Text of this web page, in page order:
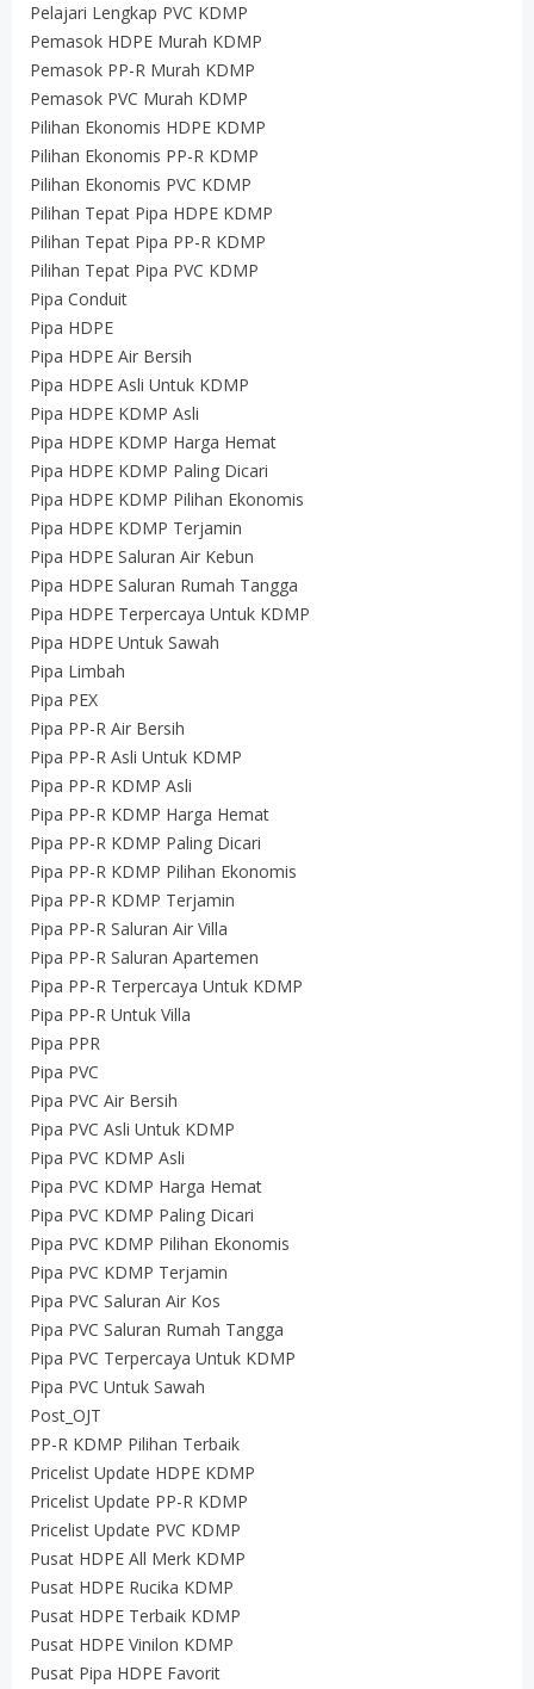
Pelajari Lengkap PVC KDMP
Pemasok HDPE Murah KDMP
Pemasok PP-R Murah KDMP
Pemasok PVC Murah KDMP
Pilihan Ekonomis HDPE KDMP
Pilihan Ekonomis PP-R KDMP
Pilihan Ekonomis PVC KDMP
Pilihan Tepat Pipa HDPE KDMP
Pilihan Tepat Pipa PP-R KDMP
Pilihan Tepat Pipa PVC KDMP
Pipa Conduit
Pipa HDPE
Pipa HDPE Air Bersih
Pipa HDPE Asli Untuk KDMP
Pipa HDPE KDMP Asli
Pipa HDPE KDMP Harga Hemat
Pipa HDPE KDMP Paling Dicari
Pipa HDPE KDMP Pilihan Ekonomis
Pipa HDPE KDMP Terjamin
Pipa HDPE Saluran Air Kebun
Pipa HDPE Saluran Rumah Tangga
Pipa HDPE Terpercaya Untuk KDMP
Pipa HDPE Untuk Sawah
Pipa Limbah
Pipa PEX
Pipa PP-R Air Bersih
Pipa PP-R Asli Untuk KDMP
Pipa PP-R KDMP Asli
Pipa PP-R KDMP Harga Hemat
Pipa PP-R KDMP Paling Dicari
Pipa PP-R KDMP Pilihan Ekonomis
Pipa PP-R KDMP Terjamin
Pipa PP-R Saluran Air Villa
Pipa PP-R Saluran Apartemen
Pipa PP-R Terpercaya Untuk KDMP
Pipa PP-R Untuk Villa
Pipa PPR
Pipa PVC
Pipa PVC Air Bersih
Pipa PVC Asli Untuk KDMP
Pipa PVC KDMP Asli
Pipa PVC KDMP Harga Hemat
Pipa PVC KDMP Paling Dicari
Pipa PVC KDMP Pilihan Ekonomis
Pipa PVC KDMP Terjamin
Pipa PVC Saluran Air Kos
Pipa PVC Saluran Rumah Tangga
Pipa PVC Terpercaya Untuk KDMP
Pipa PVC Untuk Sawah
Post_OJT
PP-R KDMP Pilihan Terbaik
Pricelist Update HDPE KDMP
Pricelist Update PP-R KDMP
Pricelist Update PVC KDMP
Pusat HDPE All Merk KDMP
Pusat HDPE Rucika KDMP
Pusat HDPE Terbaik KDMP
Pusat HDPE Vinilon KDMP
Pusat Pipa HDPE Favorit